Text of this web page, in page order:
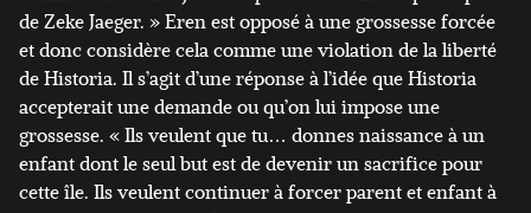
de Zeke Jaeger. » Eren est opposé à une grossesse forcée
et donc considère cela comme une violation de la liberté
de Historia. Il s’agit d’une réponse à l’idée que Historia
accepterait une demande ou qu’on lui impose une
grossesse. « Ils veulent que tu… donnes naissance à un
enfant dont le seul but est de devenir un sacrifice pour
cette île. Ils veulent continuer à forcer parent et enfant à